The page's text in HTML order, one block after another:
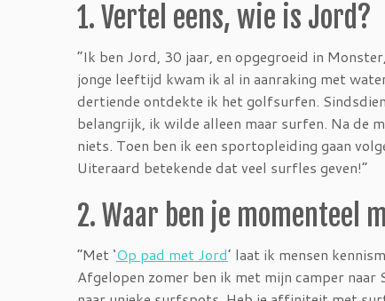
1. Vertel eens, wie is Jord?
“Ik ben Jord, 30 jaar, en opgegroeid in
jonge leeftijd kwam ik al in aanraking met
dertiende ontdekte ik het golfsurfen.
belangrijk, ik wilde alleen maar surfen. Na de
niets. Toen ben ik een sportopleiding gaan
Uiteraard betekende dat veel surfles geven!”
2. Waar ben je momenteel
“Met ‘Op pad met Jord’ laat ik mensen
Afgelopen zomer ben ik met mijn camper